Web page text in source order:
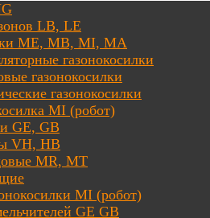
LB, LE
ME, MB, MI, MA
газонокосилки
газонокосилки
газонокосилки
MI (робот)
GE, GB
VH, HB
MR, MT
MI (робот)
GE GB